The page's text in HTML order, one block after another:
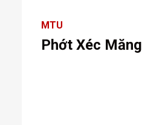
MTU
Phớt Xéc Măng